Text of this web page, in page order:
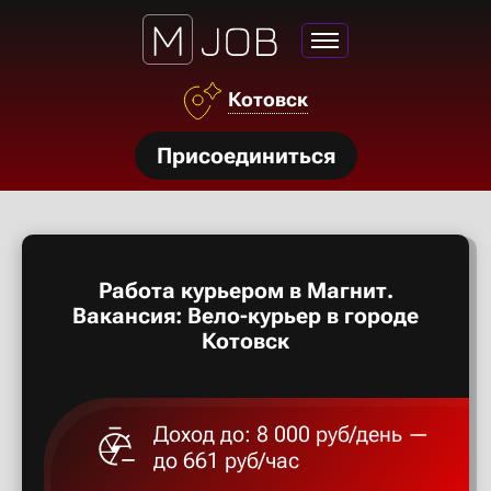
Котовск
Присоединиться
Работа курьером в Магнит.
Вакансия: Вело-курьер в городе
Котовск
Доход до: 8 000 руб/день —
до 661 руб/час